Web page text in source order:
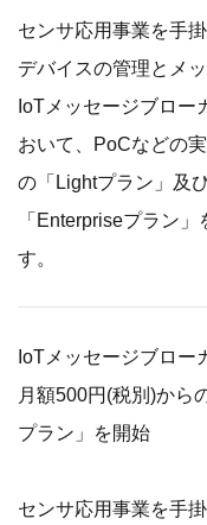
センサ応用事業を手
デバイスの管理とメ
IoTメッセージブロー
おいて、PoCなどの
の「Lightプラン」及
「Enterpriseプラン
す。
IoTメッセージブロー
月額500円(税別)から
プラン」を開始
センサ応用事業を手